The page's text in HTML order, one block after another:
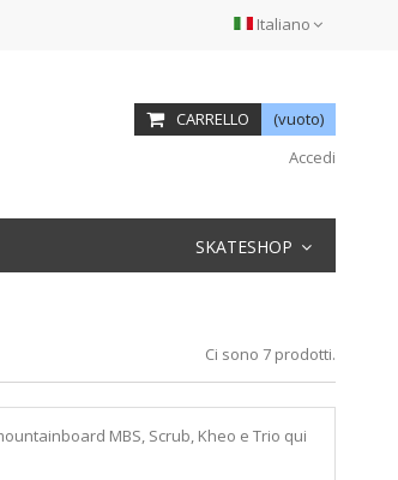
Italiano
CARRELLO
(vuoto)
Accedi
SKATESHOP
Ci sono 7 prodotti.
MBS, Scrub, Kheo e Trio qui